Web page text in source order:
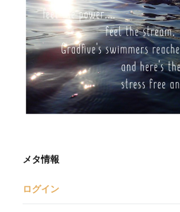
メタ情報
ログイン